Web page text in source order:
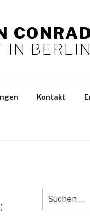
CONRAD
IN BERLIN
Kontakt
nach: